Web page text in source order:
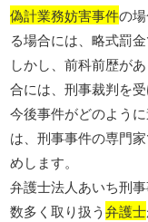
偽計業務妨害事件の
る場合には、略式罰
しかし、前科前歴が
合には、刑事裁判を
今後事件がどのよう
は、刑事事件の専門
めします。
弁護士法人あいち刑
数多く取り扱う弁護士